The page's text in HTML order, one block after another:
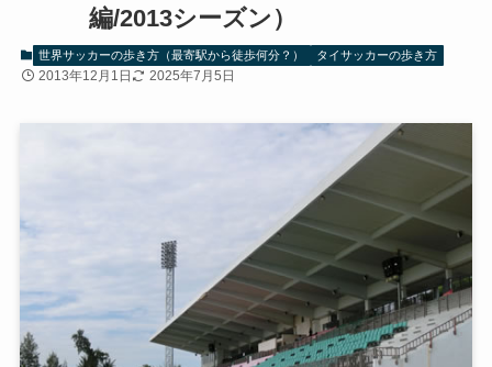
編/2013シーズン）
世界サッカーの歩き方（最寄駅から徒歩何分？） タイサッカーの歩き方
2013年12月1日 2025年7月5日